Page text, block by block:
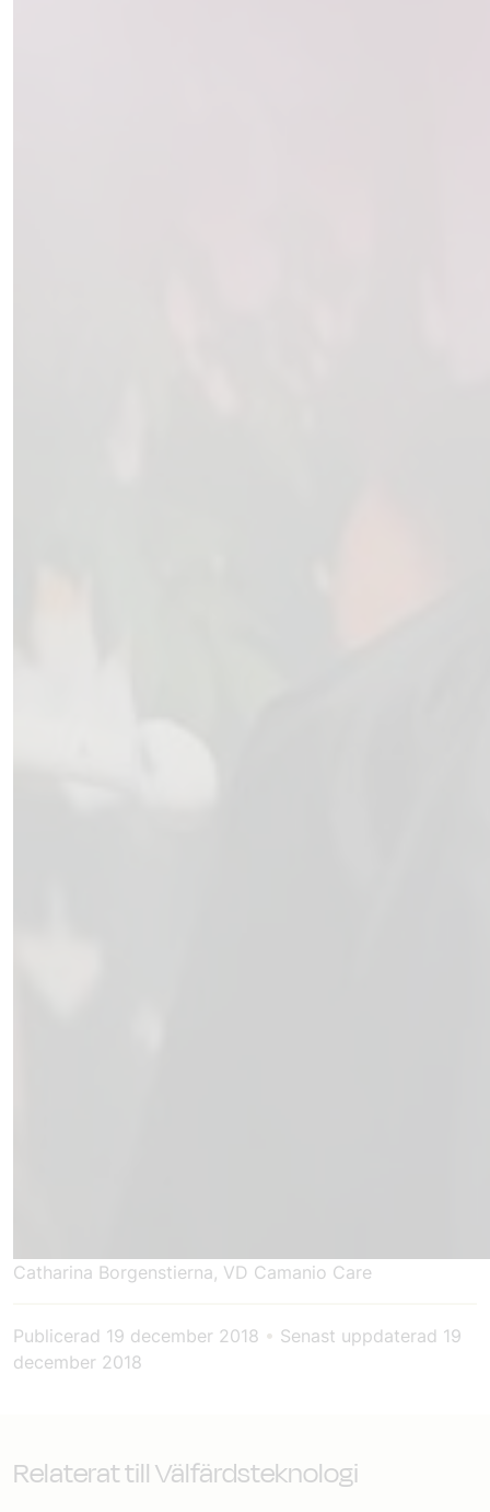
Catharina Borgenstierna, VD Camanio Care
Publicerad 19 december 2018 • Senast uppdaterad 19
december 2018
Relaterat till Välfärdsteknologi